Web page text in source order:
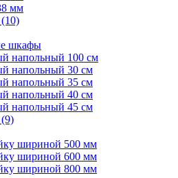
мм
шкафы
напольный 100 см
напольный 30 см
напольный 35 см
напольный 40 см
напольный 45 см
шириной 500 мм
шириной 600 мм
шириной 800 мм